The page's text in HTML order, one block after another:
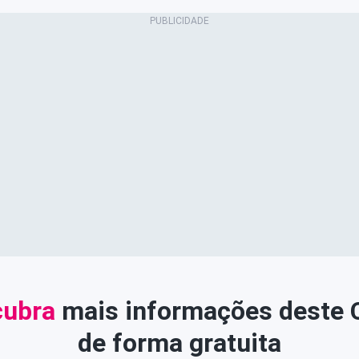
mais informações deste
de forma gratuita